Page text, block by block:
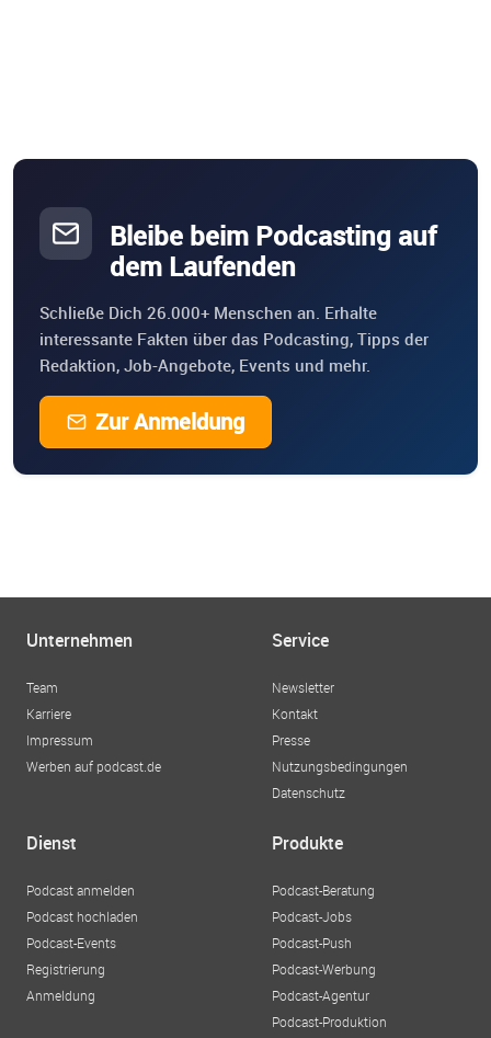
Bleibe beim Podcasting auf
dem Laufenden
Schließe Dich 26.000+ Menschen an. Erhalte
interessante Fakten über das Podcasting, Tipps der
Redaktion, Job-Angebote, Events und mehr.
Zur Anmeldung
Unternehmen
Team
Karriere
Impressum
Werben auf podcast.de
Service
Newsletter
Kontakt
Presse
Nutzungsbedingungen
Datenschutz
Dienst
Podcast anmelden
Podcast hochladen
Podcast-Events
Registrierung
Anmeldung
Produkte
Podcast-Beratung
Podcast-Jobs
Podcast-Push
Podcast-Werbung
Podcast-Agentur
Podcast-Produktion